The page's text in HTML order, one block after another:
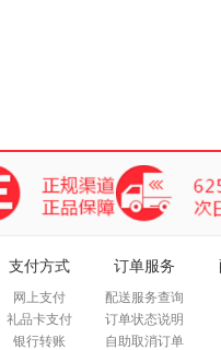
支付方式
网上支付
礼品卡支付
银行转账
订单服务
配送服务查询
订单状态说明
自助取消订单